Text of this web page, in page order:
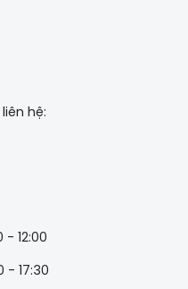
hệ:
- 12:00
- 17:30